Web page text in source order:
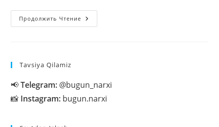
Продолжить Чтение Shavkat
Mirziyoyev
Tavsiya Qilamiz
📢Telegram: @bugun_narxi
📸 Instagram: bugun.narxi